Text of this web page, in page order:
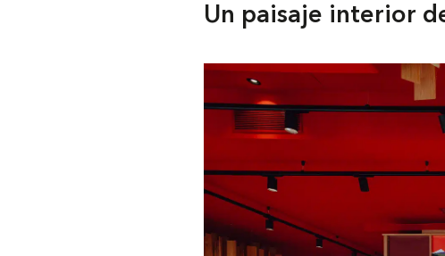
Un paisaje interior